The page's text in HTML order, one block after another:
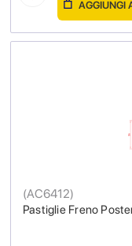
AGGIUNGI
Pastiglie Freno
(AC6412)